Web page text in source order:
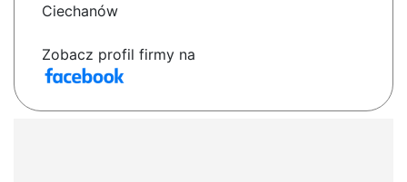
Ciechanów
Zobacz profil firmy na